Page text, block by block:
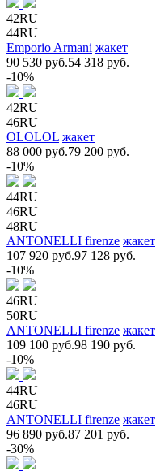
42RU
44RU
Emporio Armani жакет
90 530 руб.54 318 руб.
-10%
42RU
46RU
OLOLOL жакет
88 000 руб.79 200 руб.
-10%
44RU
46RU
48RU
ANTONELLI firenze жакет
107 920 руб.97 128 руб.
-10%
46RU
50RU
ANTONELLI firenze жакет
109 100 руб.98 190 руб.
-10%
44RU
46RU
ANTONELLI firenze жакет
96 890 руб.87 201 руб.
-30%